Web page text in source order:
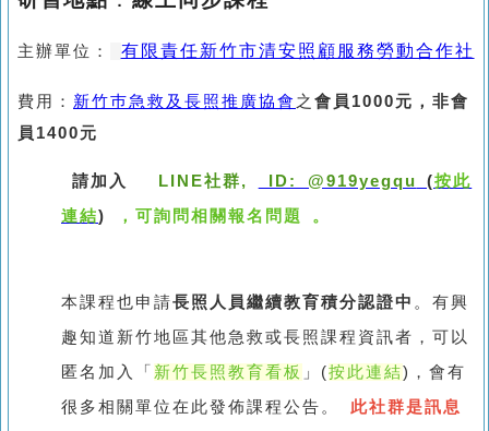
主辦單位： 有限責任新竹市清安照顧服務勞動合作社
費用： 新竹巿急救及長照推廣協會 之 會員1000元，非會
員1400元
請加入 LINE社群, ID: @919yegqu (按此
連結) ，可詢問相關報名問題 。
本課程也申請長照人員繼續教育積分認證中 。有興
趣知道新竹地區其他急救或長照課程資訊者，可以
匿名加入「 新竹長照教育看板 」(按此連結)，會有
很多相關單位在此發佈課程公告。 此社群是訊息